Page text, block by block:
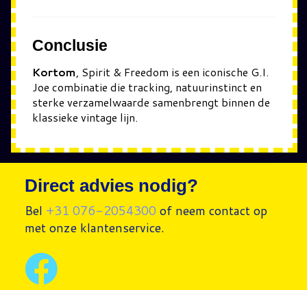
Conclusie
Kortom, Spirit & Freedom is een iconische G.I.
Joe combinatie die tracking, natuurinstinct en
sterke verzamelwaarde samenbrengt binnen de
klassieke vintage lijn.
Direct advies nodig?
Bel +31 076-2054300 of neem contact op
met onze klantenservice.